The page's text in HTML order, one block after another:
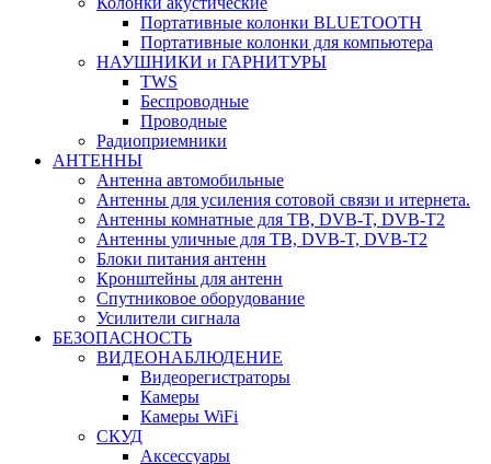
Портативные колонки BLUETOOTH
Портативные колонки для компьютера
НАУШНИКИ и ГАРНИТУРЫ
TWS
Беспроводные
Проводные
Радиоприемники
АНТЕННЫ
Антенна автомобильные
Антенны для усиления сотовой связи и итернета.
Антенны комнатные для ТВ, DVB-T, DVB-T2
Антенны уличные для ТВ, DVB-T, DVB-T2
Блоки питания антенн
Кронштейны для антенн
Спутниковое оборудование
Усилители сигнала
БЕЗОПАСНОСТЬ
ВИДЕОНАБЛЮДЕНИЕ
Видеорегистраторы
Камеры
Камеры WiFi
СКУД
Аксессуары